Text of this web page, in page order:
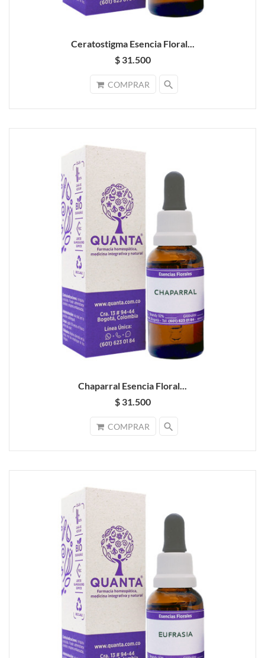
Ceratostigma Esencia Floral...
$ 31.500
COMPRAR search
Chaparral Esencia Floral...
$ 31.500
COMPRAR search